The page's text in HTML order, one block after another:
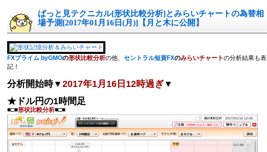
ぱっと見テクニカル[形状比較分析]とみらいチャートの為替相
場予測[2017年01月16日(月)]【月と木に公開】
FXプライム byGMOの形状比較分析の他、 セントラル短資FXのみらいチャートの分析結果も表
記！
分析開始時▼ 2017年1月16日12時過ぎ▼
★ドル円の1時間足
■□■形状比較分析■□■